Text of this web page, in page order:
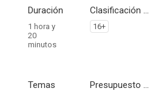
Duración
1 hora y
20
minutos
Clasificación por edades
16+
Temas Presupuesto - Ingresos